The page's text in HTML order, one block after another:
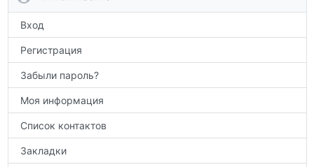
Вход
Регистрация
Забыли пароль?
Моя информация
Список контактов
Закладки